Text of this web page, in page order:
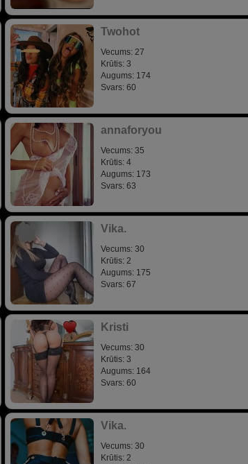
Twohot
Vecums: 27
Krūtis: 3
Augums: 174
Svars: 60
annaforyou
Vecums: 35
Krūtis: 4
Augums: 173
Svars: 63
Vika.
Vecums: 30
Krūtis: 2
Augums: 175
Svars: 67
Kristi
Vecums: 30
Krūtis: 3
Augums: 164
Svars: 60
Vika.
Vecums: 30
Krūtis: 2